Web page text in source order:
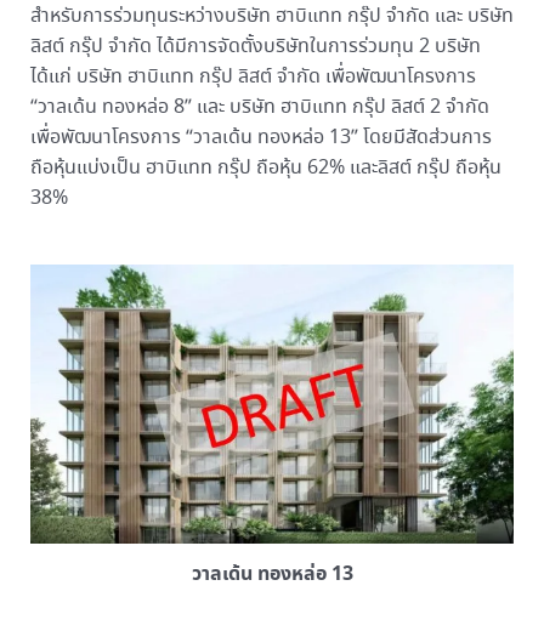
สำหรับการร่วมทุนระหว่างบริษัท ฮาบิแทท กรุ๊ป จำกัด และ บริษัท
ลิสต์ กรุ๊ป จำกัด ได้มีการจัดตั้งบริษัทในการร่วมทุน 2 บริษัท
ได้แก่ บริษัท ฮาบิแทท กรุ๊ป ลิสต์ จำกัด เพื่อพัฒนาโครงการ
“วาลเด้น ทองหล่อ 8” และ บริษัท ฮาบิแทท กรุ๊ป ลิสต์ 2 จำกัด
เพื่อพัฒนาโครงการ “วาลเด้น ทองหล่อ 13” โดยมีสัดส่วนการ
ถือหุ้นแบ่งเป็น ฮาบิแทท กรุ๊ป ถือหุ้น 62% และลิสต์ กรุ๊ป ถือหุ้น
38%
วาลเด้น ทองหล่อ 13